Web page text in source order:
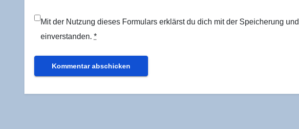
Mit der Nutzung dieses Formulars erklärst du dich mit der Speicherung
einverstanden. *